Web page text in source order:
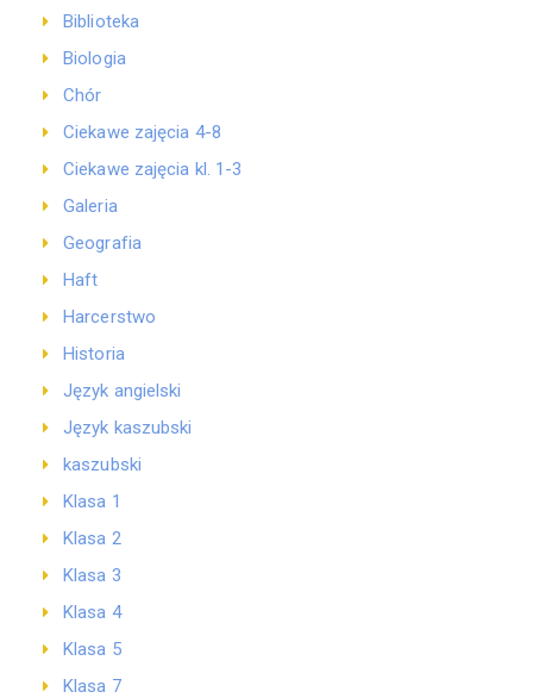
Biblioteka
Biologia
Chór
Ciekawe zajęcia 4-8
Ciekawe zajęcia kl. 1-3
Galeria
Geografia
Haft
Harcerstwo
Historia
Język angielski
Język kaszubski
kaszubski
Klasa 1
Klasa 2
Klasa 3
Klasa 4
Klasa 5
Klasa 7